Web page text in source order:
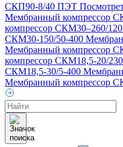
СКП90-8/40 ПЭТ
Мембранный компрессор
компрессор СКМ30–260/
СКМ30-150/50-400
Мембранный компрессор
компрессор СКМ18,5-20/230
СКМ18,5-30/5-400
Мембранный компрессор
Поиск
товаров